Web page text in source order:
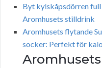
Byt kylskåpsdörren
Aromhusets stilldrink
Aromhusets flytande
socker: Perfekt för